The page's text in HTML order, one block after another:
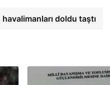
doldu taştı